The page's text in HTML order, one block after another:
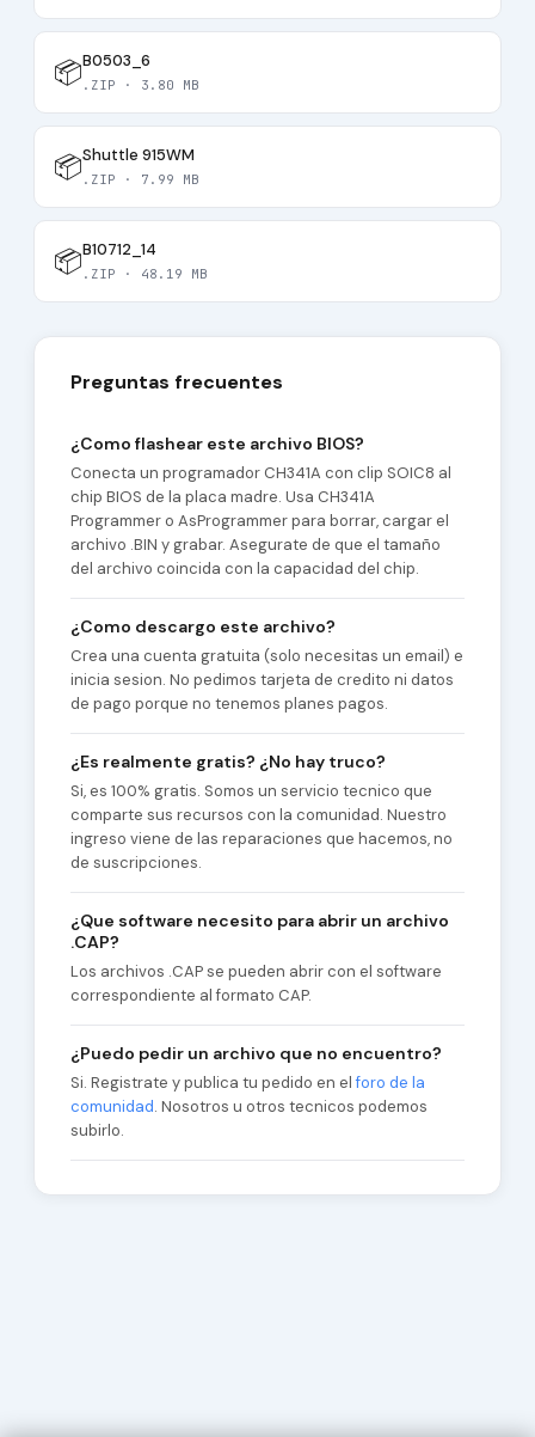
📦B0503_6
.ZIP · 3.80 MB
📦Shuttle 915WM
.ZIP · 7.99 MB
📦B10712_14
.ZIP · 48.19 MB
Preguntas frecuentes
¿Como flashear este archivo BIOS?
Conecta un programador CH341A con clip SOIC8 al
chip BIOS de la placa madre. Usa CH341A
Programmer o AsProgrammer para borrar, cargar el
archivo .BIN y grabar. Asegurate de que el tamaño
del archivo coincida con la capacidad del chip.
¿Como descargo este archivo?
Crea una cuenta gratuita (solo necesitas un email) e
inicia sesion. No pedimos tarjeta de credito ni datos
de pago porque no tenemos planes pagos.
¿Es realmente gratis? ¿No hay truco?
Si, es 100% gratis. Somos un servicio tecnico que
comparte sus recursos con la comunidad. Nuestro
ingreso viene de las reparaciones que hacemos, no
de suscripciones.
¿Que software necesito para abrir un archivo
.CAP?
Los archivos .CAP se pueden abrir con el software
correspondiente al formato CAP.
¿Puedo pedir un archivo que no encuentro?
Si. Registrate y publica tu pedido en elforo de la
comunidad. Nosotros u otros tecnicos podemos
subirlo.